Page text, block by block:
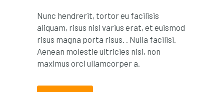
Nunc hendrerit, tortor eu facilisis
aliquam, risus nisl varius erat, et euismod
risus magna porta risus. . Nulla facilisi.
Aenean molestie ultricies nisi, non
maximus orci ullamcorper a.